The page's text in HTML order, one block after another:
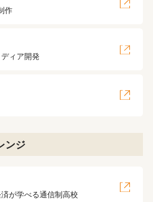
作
ィア開発
ンジ
が学べる通信制高校